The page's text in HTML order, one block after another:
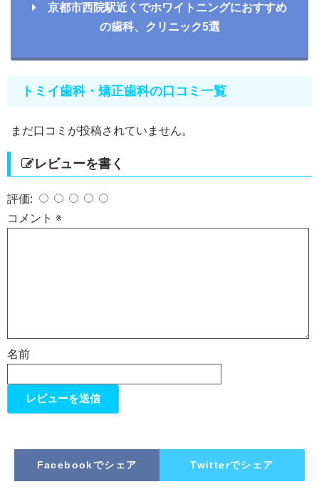
京都市西院駅近くでホワイトニングにおすすめ
の歯科、クリニック5選
トミイ歯科・矯正歯科の口コミ一覧
まだ口コミが投稿されていません。
レビューを書く
コメント ※
名前
評価:
Facebookでシェア Twitterでシェア